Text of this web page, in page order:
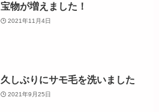
宝物が増えました！
2021年11月4日
久しぶりにサモ毛を洗いました
2021年9月25日